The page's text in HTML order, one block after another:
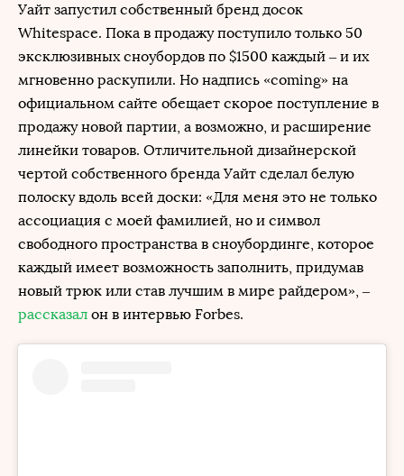
Уайт запустил собственный бренд досок
Whitespace. Пока в продажу поступило только 50
эксклюзивных сноубордов по $1500 каждый – и их
мгновенно раскупили. Но надпись «coming» на
официальном сайте обещает скорое поступление в
продажу новой партии, а возможно, и расширение
линейки товаров. Отличительной дизайнерской
чертой собственного бренда Уайт сделал белую
полоску вдоль всей доски: «Для меня это не только
ассоциация с моей фамилией, но и символ
свободного пространства в сноубординге, которое
каждый имеет возможность заполнить, придумав
новый трюк или став лучшим в мире райдером», –
рассказал он в интервью Forbes.